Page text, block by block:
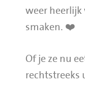
weer heerlijk
smaken. ❤️
Of je ze nu
rechtstreeks